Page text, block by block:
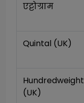
एट्टोग्राम
Quintal (UK)
Hundredweight
(UK)